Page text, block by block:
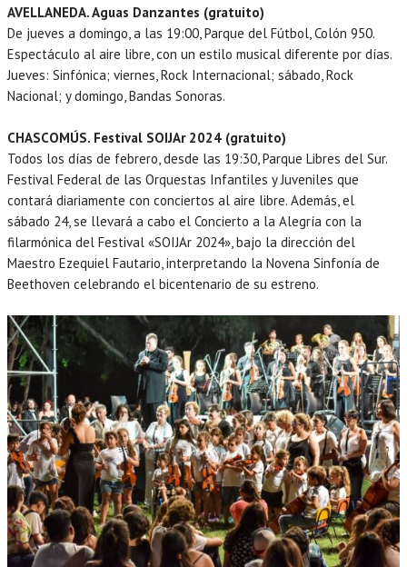
AVELLANEDA. Aguas Danzantes (gratuito)
De jueves a domingo, a las 19:00, Parque del Fútbol, Colón 950.
Espectáculo al aire libre, con un estilo musical diferente por días.
Jueves: Sinfónica; viernes, Rock Internacional; sábado, Rock
Nacional; y domingo, Bandas Sonoras.
CHASCOMÚS. Festival SOIJAr 2024 (gratuito)
Todos los días de febrero, desde las 19:30, Parque Libres del Sur.
Festival Federal de las Orquestas Infantiles y Juveniles que
contará diariamente con conciertos al aire libre. Además, el
sábado 24, se llevará a cabo el Concierto a la Alegría con la
filarmónica del Festival «SOIJAr 2024», bajo la dirección del
Maestro Ezequiel Fautario, interpretando la Novena Sinfonía de
Beethoven celebrando el bicentenario de su estreno.